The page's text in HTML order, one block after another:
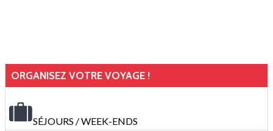
ORGANISEZ VOTRE VOYAGE !
SÉJOURS / WEEK-ENDS